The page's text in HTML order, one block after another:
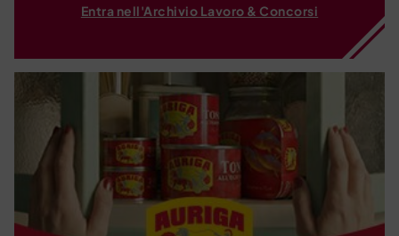
Entra nell'Archivio Lavoro & Concorsi